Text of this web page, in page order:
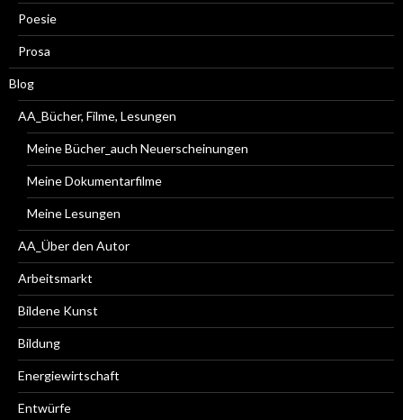
Poesie
Prosa
Blog
AA_Bücher, Filme, Lesungen
Meine Bücher_auch Neuerscheinungen
Meine Dokumentarfilme
Meine Lesungen
AA_Über den Autor
Arbeitsmarkt
Bildene Kunst
Bildung
Energiewirtschaft
Entwürfe